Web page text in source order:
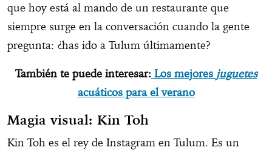
que hoy está al mando de un restaurante que
siempre surge en la conversación cuando la gente
pregunta: ¿has ido a Tulum últimamente?
También te puede interesar:Los mejores juguetes
acuáticos para el verano
Magia visual: Kin Toh
Kin Toh es el rey de Instagram en Tulum. Es un